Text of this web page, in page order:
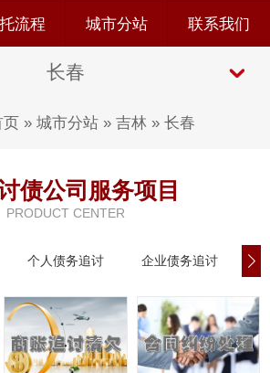
流程 城市分站 联系我们
长春
页» 城市分站» 吉林 » 长春
债公司服务项目
PRODUCT CENTER
个人债务追讨 企业债务追讨